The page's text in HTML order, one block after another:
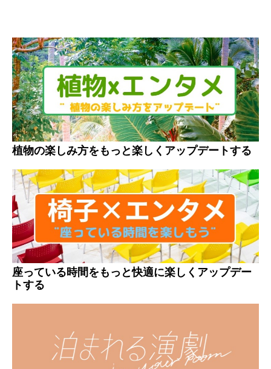
植物の楽しみ方をもっと楽しくアップデートする
座っている時間をもっと快適に楽しくアップデー
トする